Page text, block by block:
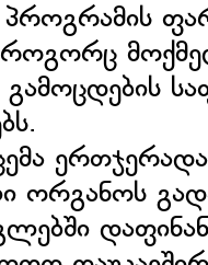
ორგანოს